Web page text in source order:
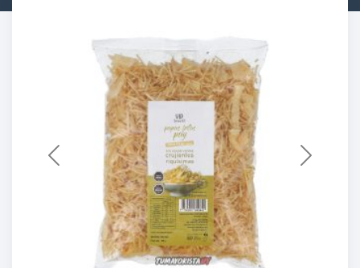
Previous Next